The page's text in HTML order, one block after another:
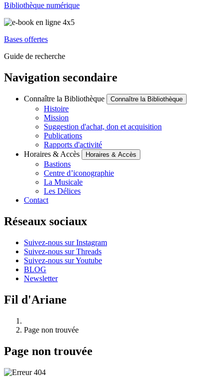
Bibliothèque numérique
Bases offertes
Guide de recherche
Navigation secondaire
Connaître la Bibliothèque Connaître la Bibliothèque
Histoire
Mission
Suggestion d'achat, don et acquisition
Publications
Rapports d'activité
Horaires & Accès
Horaires & Accès
Bastions
Centre d’iconographie
La Musicale
Les Délices
Contact
Réseaux sociaux
Suivez-nous sur Instagram
Suivez-nous sur Threads
Suivez-nous sur Youtube
BLOG
Newsletter
Fil d'Ariane
Page non trouvée
Page non trouvée